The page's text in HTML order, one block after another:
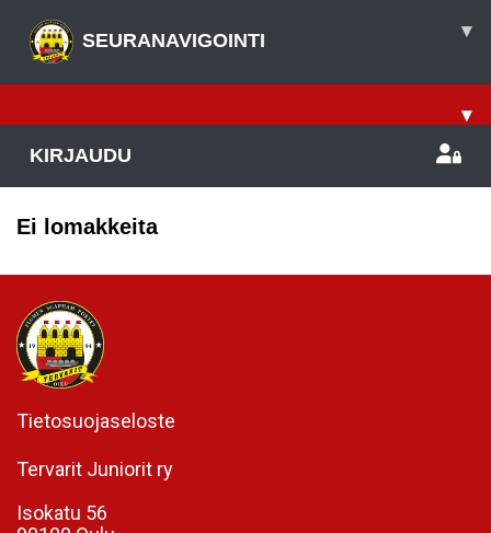
SEURANAVIGOINTI ▾
▾
KIRJAUDU
Ei lomakkeita
Tietosuojaseloste
Tervarit Juniorit ry
Isokatu 56